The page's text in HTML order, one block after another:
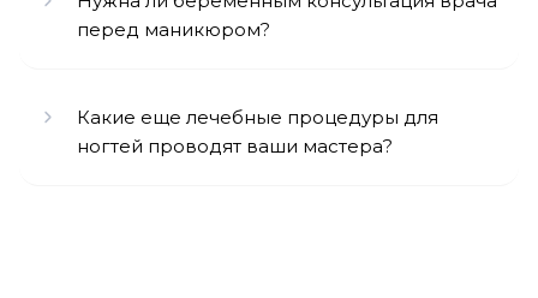
перед маникюром?
Какие еще лечебные процедуры для
ногтей проводят ваши мастера?